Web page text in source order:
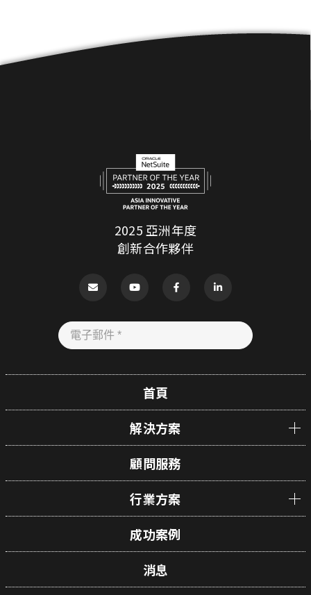
2025 亞洲年度
創新合作夥伴
首頁
解決方案
顧問服務
行業方案
成功案例
消息